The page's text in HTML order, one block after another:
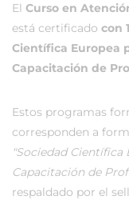
El Curso en
está certificado con
Científica Europea
Capacitación de
Estos programas
corresponden a
"Sociedad
Capacitación de
respaldado por el